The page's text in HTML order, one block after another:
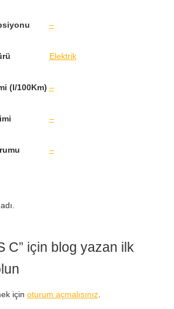
–
Elektrik
(l/100Km) –
–
–
C” için blog yazan ilk
için oturum açmalısınız.